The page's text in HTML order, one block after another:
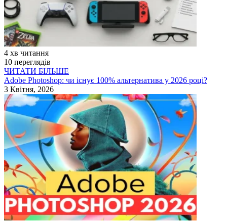
4 хв читання
10 переглядів
ЧИТАТИ БІЛЬШЕ
Adobe Photoshop: чи існує 100% альтернатива у 2026 році?
3 Квітня, 2026